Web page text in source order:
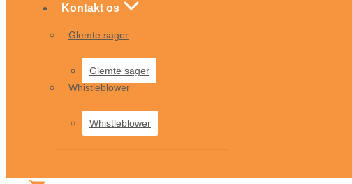
Kontakt os
Glemte sager
Whistleblower
Glemte sager
Whistleblower